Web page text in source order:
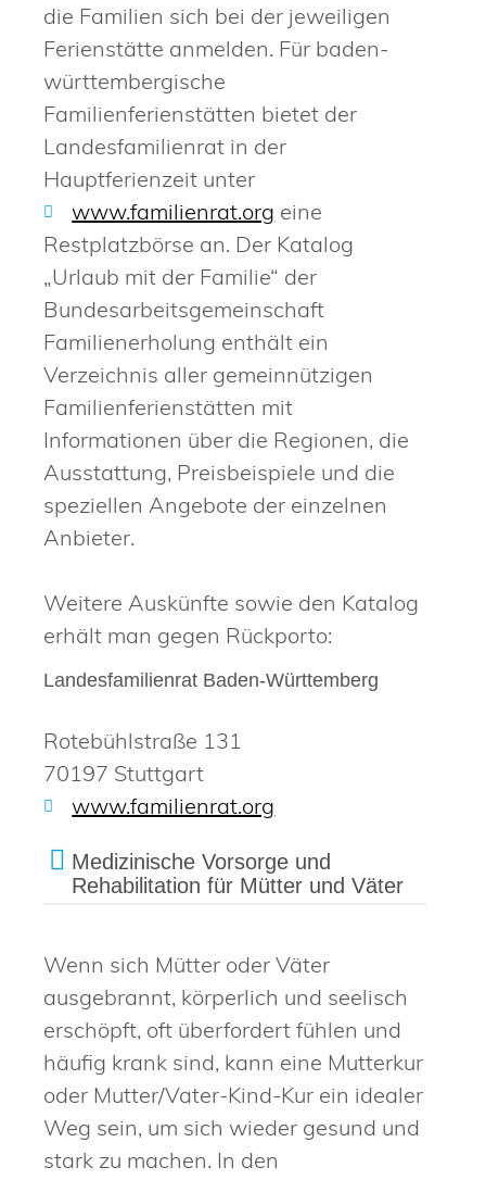
die Familien sich bei der jeweiligen
Ferienstätte anmelden. Für baden-
württembergische
Familienferienstätten bietet der
Landesfamilienrat in der
Hauptferienzeit unter
www.familienrat.org eine
Restplatzbörse an. Der Katalog
„Urlaub mit der Familie“ der
Bundesarbeitsgemeinschaft
Familienerholung enthält ein
Verzeichnis aller gemeinnützigen
Familienferienstätten mit
Informationen über die Regionen, die
Ausstattung, Preisbeispiele und die
speziellen Angebote der einzelnen
Anbieter.
Weitere Auskünfte sowie den Katalog
erhält man gegen Rückporto:
Landesfamilienrat Baden-Württemberg
Rotebühlstraße 131
70197 Stuttgart
www.familienrat.org
Medizinische Vorsorge und
Rehabilitation für Mütter und Väter
Wenn sich Mütter oder Väter
ausgebrannt, körperlich und seelisch
erschöpft, oft überfordert fühlen und
häufig krank sind, kann eine Mutterkur
oder Mutter/Vater-Kind-Kur ein idealer
Weg sein, um sich wieder gesund und
stark zu machen. In den